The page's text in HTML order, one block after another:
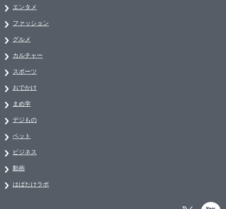
エンタメ
ファッション
グルメ
カルチャー
スポーツ
おでかけ
まめ学
デジもの
ペット
ビジネス
動画
はばたけラボ